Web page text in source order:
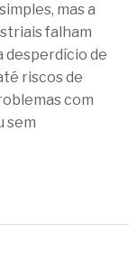
mas a
falham
desperdício de
riscos de
com
sem